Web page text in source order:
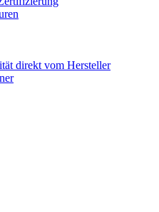
direkt vom Hersteller